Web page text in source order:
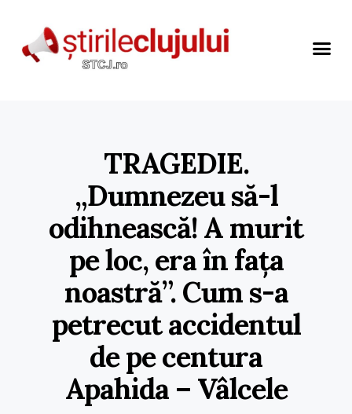
TRAGEDIE.
„Dumnezeu să-l
odihnească! A murit
pe loc, era în fața
noastră”. Cum s-a
petrecut accidentul
de pe centura
Apahida – Vâlcele